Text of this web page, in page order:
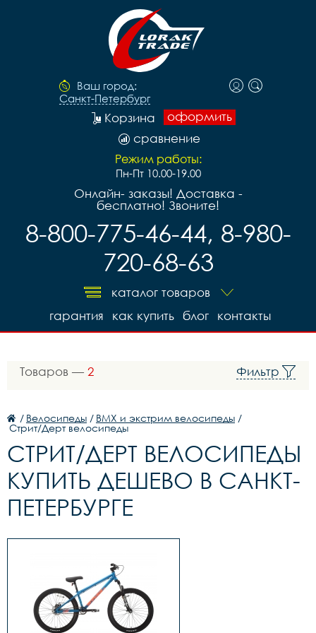
Ваш город:
Санкт-Петербург
оформить
Корзина
сравнение
Режим работы:
Пн-Пт 10.00-19.00
Онлайн- заказы! Доставка -
бесплатно! Звоните!
8-800-775-46-44, 8-980-
720-68-63
каталог товаров
контакты
блог
как купить
гарантия
Товаров — 2 Фильтр
/ Велосипеды / BMX и экстрим велосипеды /
Стрит/Дерт велосипеды
СТРИТ/ДЕРТ ВЕЛОСИПЕДЫ
КУПИТЬ ДЕШЕВО В САНКТ-
ПЕТЕРБУРГЕ